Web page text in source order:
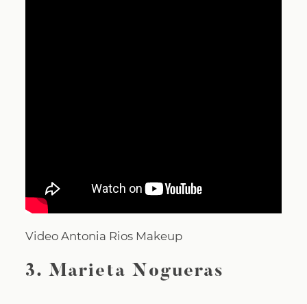
Video Antonia Rios Makeup
3. Marieta Nogueras